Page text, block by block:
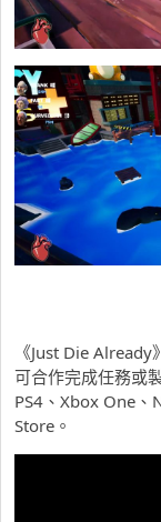
《Just Die
可合作完成任務或
PS4、Xbox One、
Store。